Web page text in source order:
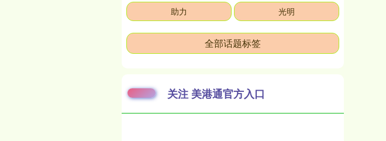
助力 光明
全部话题标签
关注 美港通官方入口